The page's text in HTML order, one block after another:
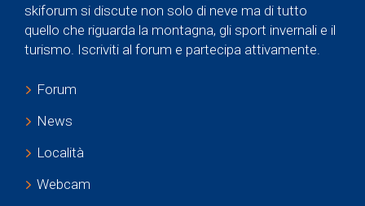
skiforum si discute non solo di neve ma di tutto
quello che riguarda la montagna, gli sport invernali e il
turismo. Iscriviti al forum e partecipa attivamente.
Forum
News
Località
Webcam